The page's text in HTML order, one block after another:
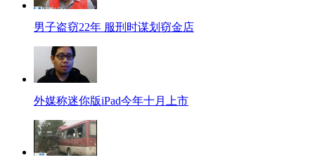
男子盗窃22年 服刑时谋划窃金店
外媒称迷你版iPad今年十月上市